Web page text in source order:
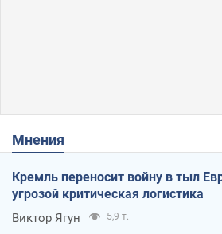
Мнения
Кремль переносит войну в тыл
угрозой критическая логистика
Виктор Ягун 5,9 т.